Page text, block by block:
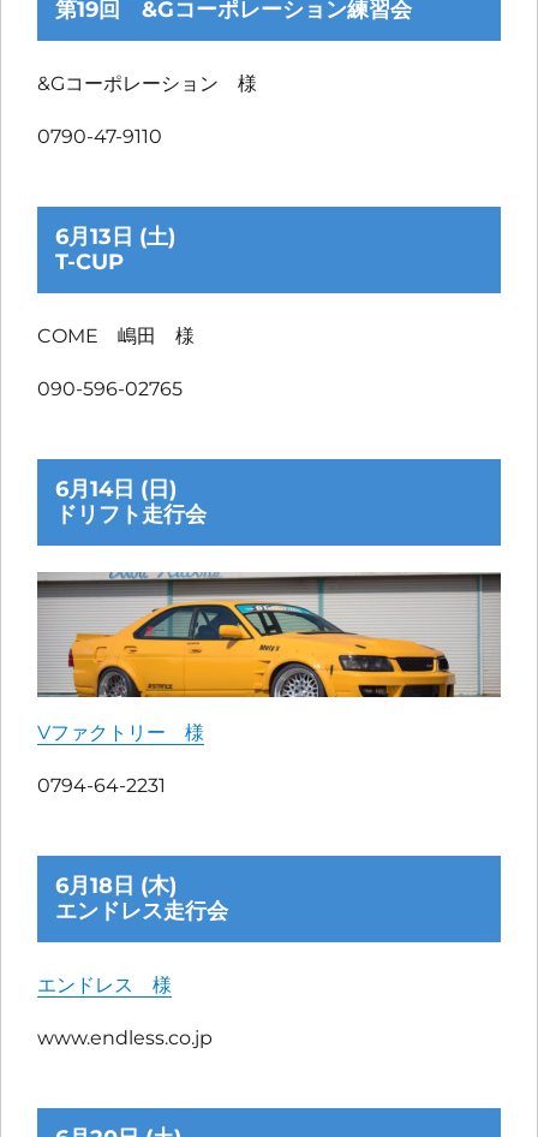
第19回 &Gコーポレーション練習会
&Gコーポレーション 様
0790-47-9110
6月13日 (土)
T-CUP
COME 嶋田 様
090-596-02765
6月14日 (日)
ドリフト走行会
Vファクトリー 様
0794-64-2231
6月18日 (木)
エンドレス走行会
エンドレス 様
www.endless.co.jp